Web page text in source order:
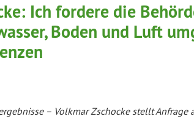
Ich fordere die
Boden und Luft
– Volkmar Zschocke stellt